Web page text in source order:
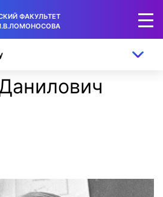
ФАКУЛЬТЕТ